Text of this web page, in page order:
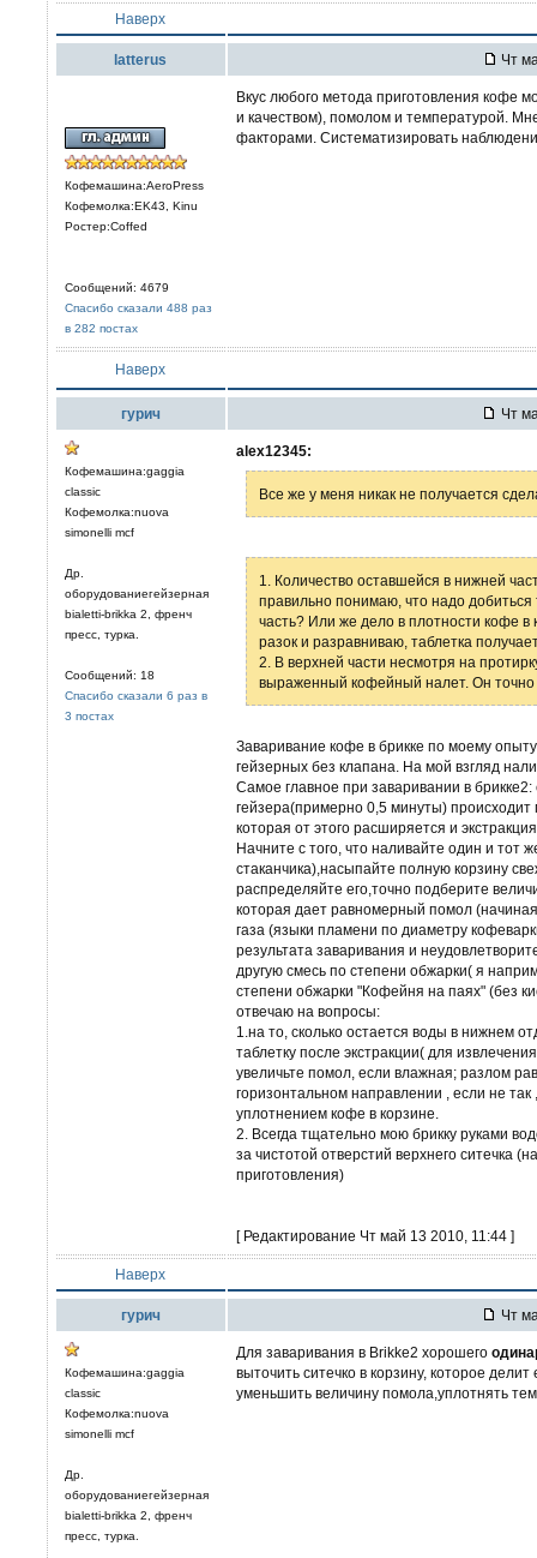
Наверх
latterus Чт
Кофемашина:AeroPress
Кофемолка:EK43, Kinu
Ростер:Coffed
Сообщений: 4679
Спасибо сказали 488 раз
в 282 постах
Вкус любого метода приготовления кофе
и качеством), помолом и температурой.
факторами. Систематизировать
Наверх
гурич Чт
Кофемашина:gaggia
classic
Кофемолка:nuova
simonelli mcf
Др.
оборудованиегейзерная
bialetti-brikka 2, френч
пресс, турка.
Сообщений: 18
Спасибо сказали 6 раз в
3 постах
alex12345:
Все же у меня никак не получается
1. Количество оставшейся в нижней
правильно понимаю, что надо добиться
часть? Или же дело в плотности кофе в
разок и разравниваю, таблетка
2. В верхней части несмотря на
выраженный кофейный налет. Он точно
Заваривание кофе в брикке по моему
гейзерных без клапана. На мой взгляд
Самое главное при заваривании в
гейзера(примерно 0,5 минуты)
которая от этого расширяется и
Начните с того, что наливайте один и тот
стаканчика),насыпайте полную корзину
распределяйте его,точно подберите
которая дает равномерный помол
газа (языки пламени по диаметру
результата заваривания и
другую смесь по степени обжарки( я
степени обжарки "Кофейня на паях" (без
отвечаю на вопросы:
1.на то, сколько остается воды в нижнем
таблетку после экстракции( для
увеличьте помол, если влажная; разлом
горизонтальном направлении , если не
уплотнением кофе в корзине.
2. Всегда тщательно мою брикку руками
за чистотой отверстий верхнего ситечка
приготовления)
[ Редактирование Чт май 13 2010, 11:44 ]
Наверх
гурич Чт
Кофемашина:gaggia
classic
Кофемолка:nuova
simonelli mcf
Др.
оборудованиегейзерная
bialetti-brikka 2, френч
пресс, турка.
Для заваривания в Brikke2 хорошего
выточить ситечко в корзину, которое
уменьшить величину помола,уплотнять